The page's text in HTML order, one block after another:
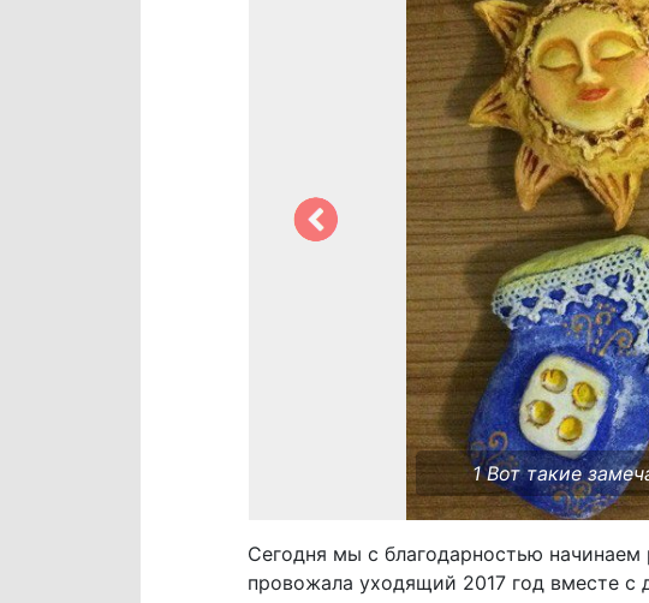
1 Вот такие
Сегодня мы с благодарностью
провожала уходящий 2017 год вместе с